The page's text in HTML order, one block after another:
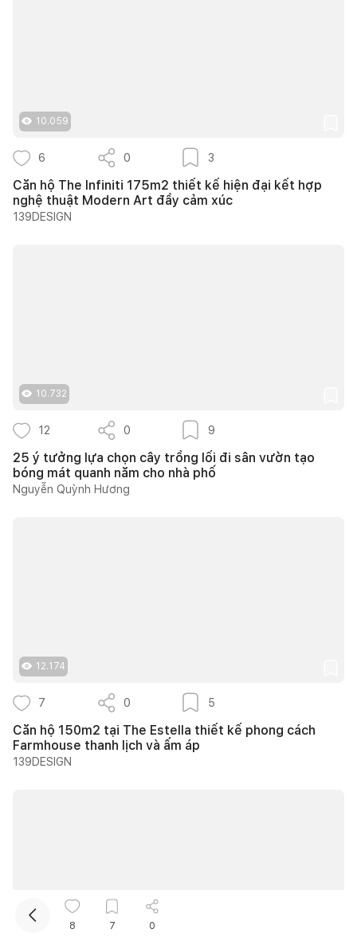
10.059
6 0 3
Căn hộ The Infiniti 175m2 thiết kế hiện đại kết hợp
nghệ thuật Modern Art đầy cảm xúc
139DESIGN
10.732
12 0 9
25 ý tưởng lựa chọn cây trồng lối đi sân vườn tạo
bóng mát quanh năm cho nhà phố
Nguyễn Quỳnh Hương
12.174
7 0 5
Căn hộ 150m2 tại The Estella thiết kế phong cách
Farmhouse thanh lịch và ấm áp
139DESIGN
8 7 0
Kết nối thiết kế, thi công